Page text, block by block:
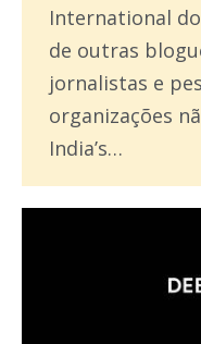
International
de outras
jornalistas e
organizações
India’s…